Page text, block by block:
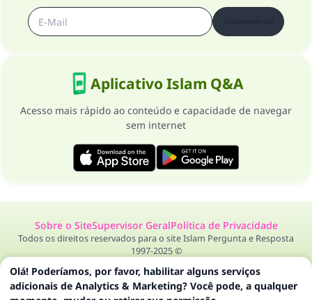
Aplicativo Islam Q&A
Acesso mais rápido ao conteúdo e capacidade de navegar
sem internet
Sobre o SiteSupervisor GeralPolítica de Privacidade
Todos os direitos reservados para o site Islam Pergunta e Resposta
1997-2025 ©
Olá! Poderíamos, por favor, habilitar alguns serviços
adicionais de Analytics & Marketing? Você pode, a qualquer